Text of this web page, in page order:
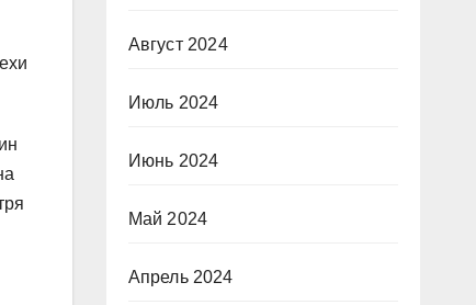
Август 2024
Июль 2024
Июнь 2024
Май 2024
Апрель 2024